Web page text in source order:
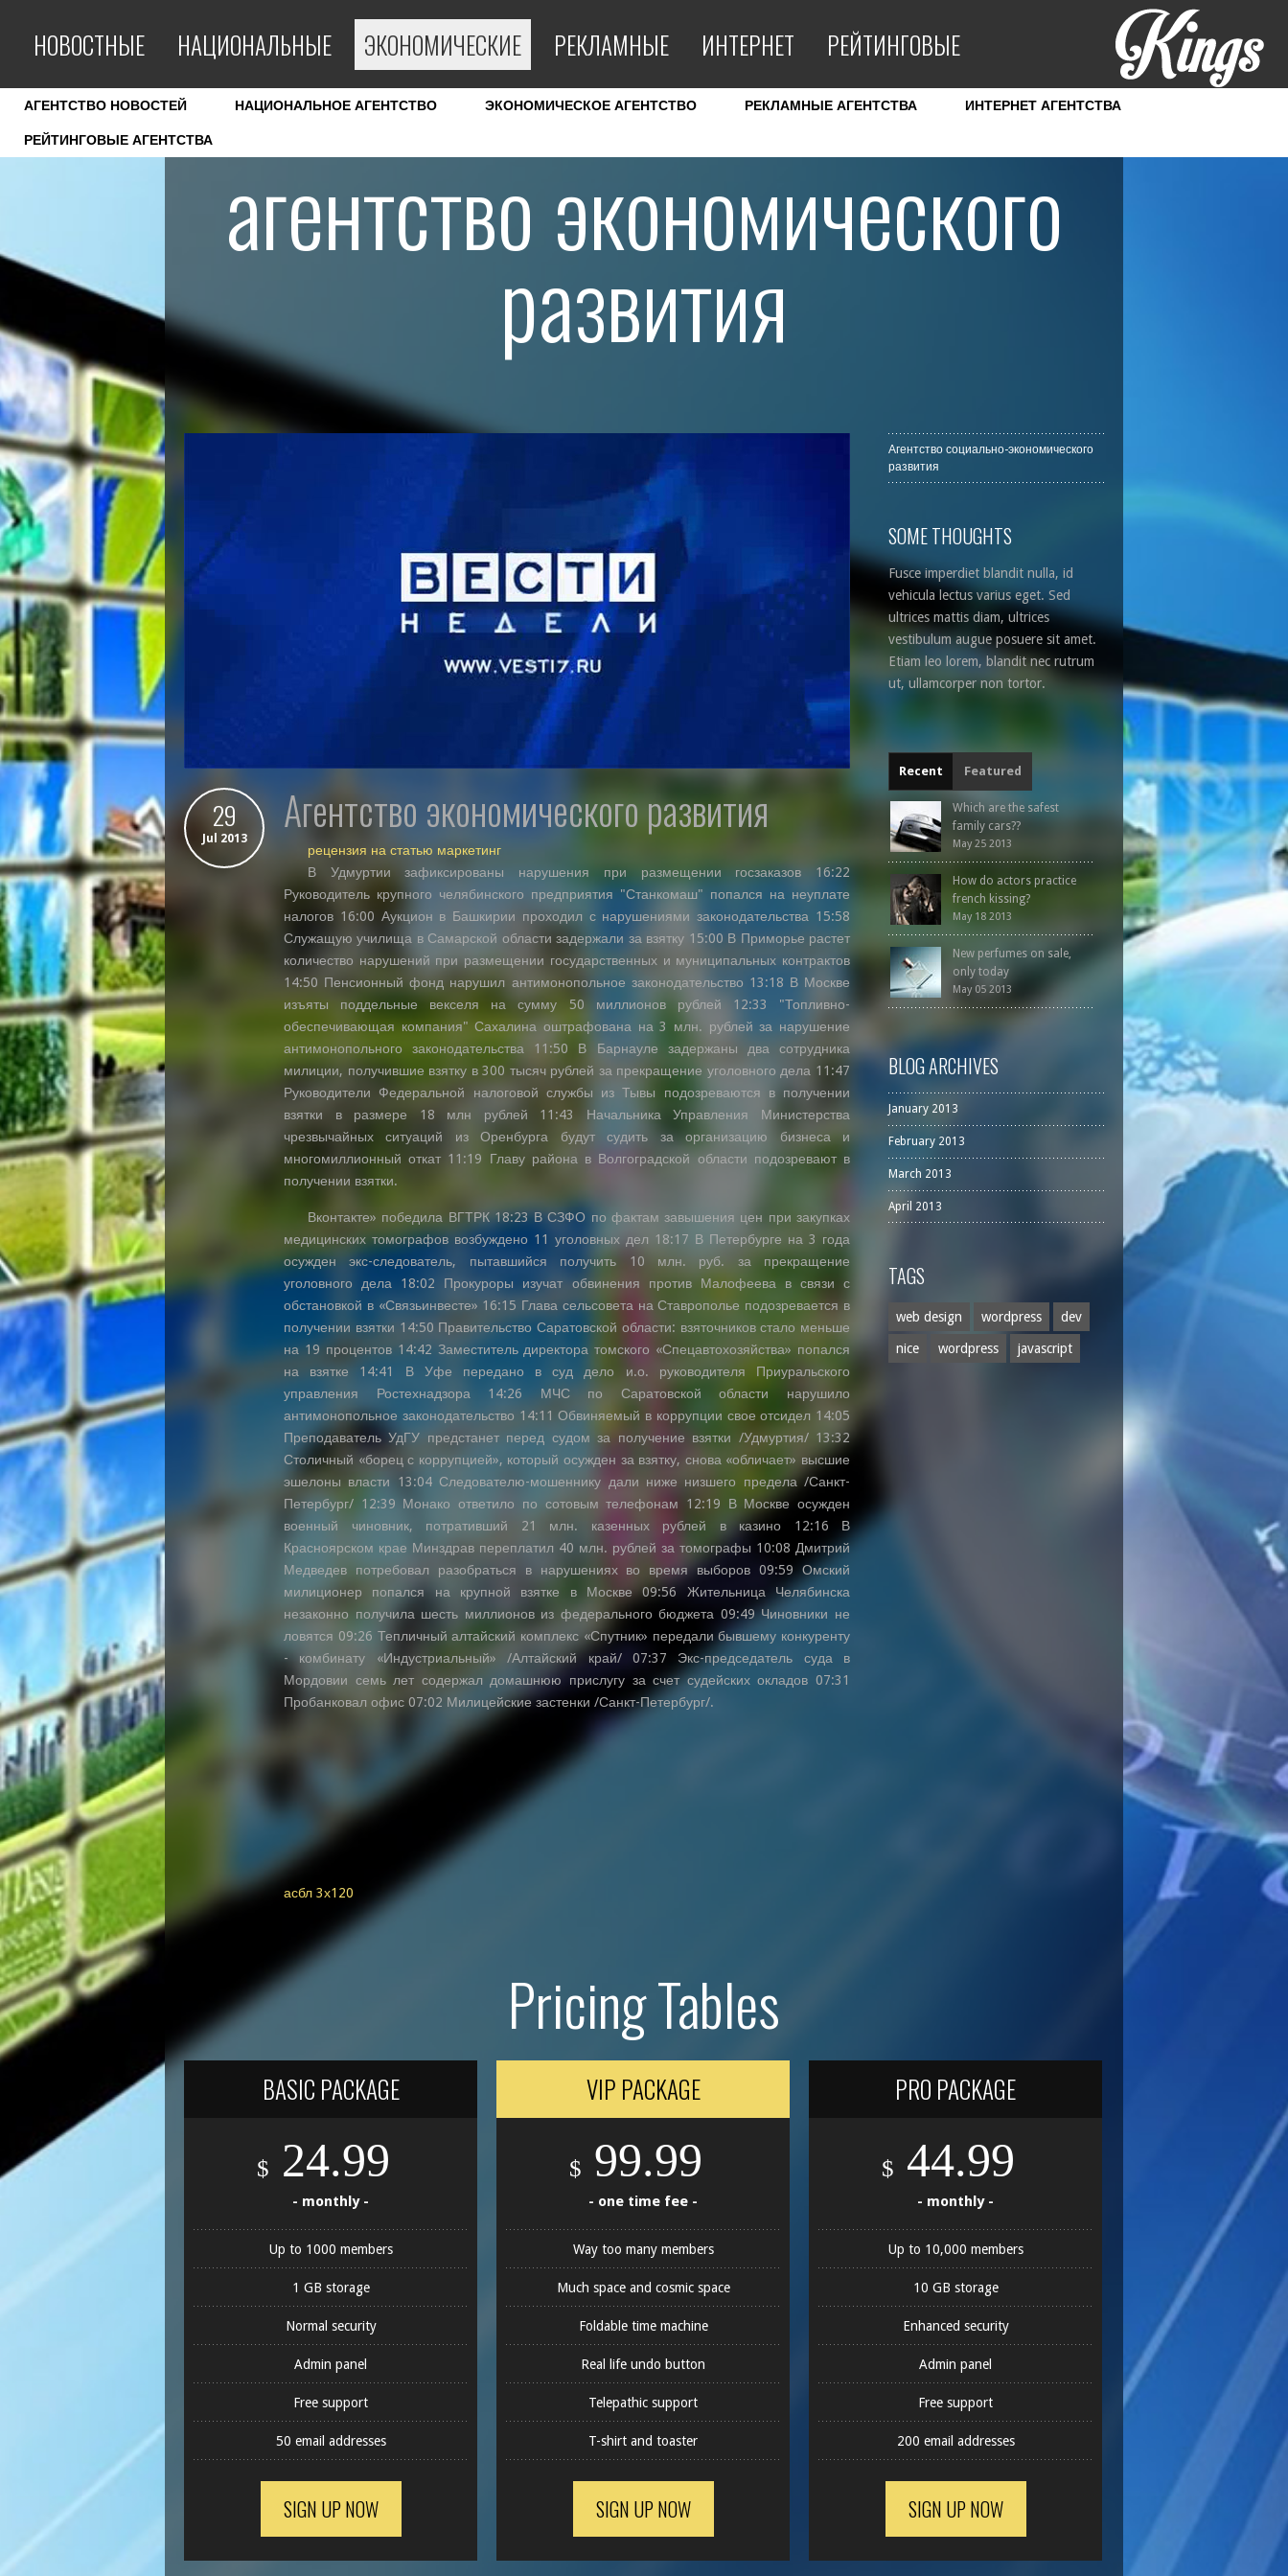
НОВОСТНЫЕ НАЦИОНАЛЬНЫЕ ЭКОНОМИЧЕСКИЕ РЕКЛАМНЫЕ ИНТЕРНЕТ РЕЙТИНГОВЫЕ
АГЕНТСТВО НОВОСТЕЙ НАЦИОНАЛЬНОЕ АГЕНТСТВО ЭКОНОМИЧЕСКОЕ АГЕНТСТВО РЕКЛАМНЫЕ АГЕНТСТВА ИНТЕРНЕТ АГЕНТСТВА
РЕЙТИНГОВЫЕ АГЕНТСТВА агентство экономического
развития
29
Jul 2013 агентство экономического развития
рецензия на статью маркетинг
В Удмуртии зафиксированы нарушения при размещении госзаказов 16:22
Руководитель крупного челябинского предприятия "Станкомаш" попался на неуплате
налогов 16:00 Аукцион в Башкирии проходил с нарушениями законодательства 15:58
Служащую училища в Самарской области задержали за взятку 15:00 В Приморье растет
количество нарушений при размещении государственных и муниципальных контрактов
14:50 Пенсионный фонд нарушил антимонопольное законодательство 13:18 В Москве
изъяты поддельные векселя на сумму 50 миллионов рублей 12:33 "Топливно-
обеспечивающая компания" Сахалина оштрафована на 3 млн. рублей за нарушение
антимонопольного законодательства 11:50 В Барнауле задержаны два сотрудника
милиции, получившие взятку в 300 тысяч рублей за прекращение уголовного дела 11:47
Руководители Федеральной налоговой службы из Тывы подозреваются в получении
взятки в размере 18 млн рублей 11:43 Начальника Управления Министерства
чрезвычайных ситуаций из Оренбурга будут судить за организацию бизнеса и
многомиллионный откат 11:19 Главу района в Волгоградской области подозревают в
получении взятки.
Вконтакте» победила ВГТРК 18:23 В СЗФО по фактам завышения цен при закупках
медицинских томографов возбуждено 11 уголовных дел 18:17 В Петербурге на 3 года
осужден экс-следователь, пытавшийся получить 10 млн. руб. за прекращение
уголовного дела 18:02 Прокуроры изучат обвинения против Малофеева в связи с
обстановкой в «Связьинвесте» 16:15 Глава сельсовета на Ставрополье подозревается в
получении взятки 14:50 Правительство Саратовской области: взяточников стало меньше
на 19 процентов 14:42 Заместитель директора томского «Спецавтохозяйства» попался
на взятке 14:41 В Уфе передано в суд дело и.о. руководителя Приуральского
управления Ростехнадзора 14:26 МЧС по Саратовской области нарушило
антимонопольное законодательство 14:11 Обвиняемый в коррупции свое отсидел 14:05
Преподаватель УдГУ предстанет перед судом за получение взятки /Удмуртия/ 13:32
Столичный «борец с коррупцией», который осужден за взятку, снова «обличает» высшие
эшелоны власти 13:04 Следователю-мошеннику дали ниже низшего предела /Санкт-
Петербург/ 12:39 Монако ответило по сотовым телефонам 12:19 В Москве осужден
военный чиновник, потративший 21 млн. казенных рублей в казино 12:16 В
Красноярском крае Минздрав переплатил 40 млн. рублей за томографы 10:08 Дмитрий
Медведев потребовал разобраться в нарушениях во время выборов 09:59 Омский
милиционер попался на крупной взятке в Москве 09:56 Жительница Челябинска
незаконно получила шесть миллионов из федерального бюджета 09:49 Чиновники не
ловятся 09:26 Тепличный алтайский комплекс «Спутник» передали бывшему конкуренту
- комбинату «Индустриальный» /Алтайский край/ 07:37 Экс-председатель суда в
Мордовии семь лет содержал домашнюю прислугу за счет судейских окладов 07:31
Пробанковал офис 07:02 Милицейские застенки /Санкт-Петербург/.
асбл 3х120
Агентство социально-экономического
развития
SOME THOUGHTS
Fusce imperdiet blandit nulla, id
vehicula lectus varius eget. Sed
ultrices mattis diam, ultrices
vestibulum augue posuere sit amet.
Etiam leo lorem, blandit nec rutrum
ut, ullamcorper non tortor.
Recent Featured
Which are the safest
family cars??
May 25 2013
How do actors practice
french kissing?
May 18 2013
New perfumes on sale,
only today
May 05 2013
BLOG ARCHIVES
January 2013
February 2013
March 2013
April 2013
TAGS
web design wordpress dev
nice wordpress javascript
Pricing Tables
BASIC PACKAGE
$ 24.99
- monthly -
Up to 1000 members
1 GB storage
Normal security
Admin panel
Free support
50 email addresses
SIGN UP NOW
VIP PACKAGE
$ 99.99
- one time fee -
Way too many members
Much space and cosmic space
Foldable time machine
Real life undo button
Telepathic support
T-shirt and toaster
SIGN UP NOW
PRO PACKAGE
$ 44.99
- monthly -
Up to 10,000 members
10 GB storage
Enhanced security
Admin panel
Free support
200 email addresses
SIGN UP NOW